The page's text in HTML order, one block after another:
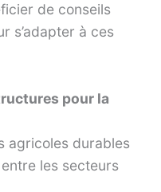
de conseils
s’adapter à ces
pour la
agricoles durables
les secteurs